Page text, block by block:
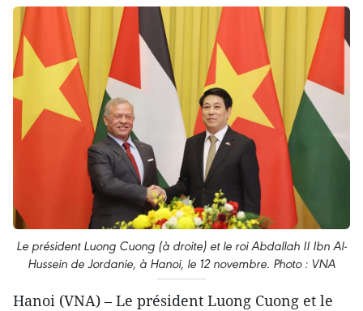
Le président Luong Cuong (à droite) et le roi Abdallah II Ibn Al-
Hussein de Jordanie, à Hanoi, le 12 novembre. Photo : VNA
Hanoi (VNA) – Le président Luong Cuong et le